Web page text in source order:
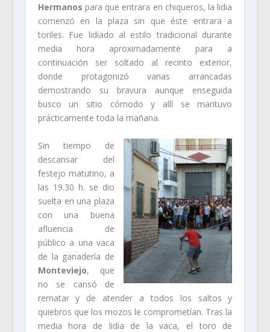
Hermanos para que entrara en chiqueros, la lidia
comenzó en la plaza sin que éste entrara a
toriles. Fue lidiado al estilo tradicional durante
media hora aproximadamente para a
continuación ser soltado al recinto exterior,
donde protagonizó varias arrancadas
demostrando su bravura aunque enseguida
busco un sitio cómodo y allí se mantuvo
prácticamente toda la mañana.
Sin tiempo de
descansar del
festejo matutino, a
las 19.30 h. se dio
suelta en una plaza
con una buena
afluencia de
público a una vaca
de la ganadería de
Monteviejo, que
no se cansó de
rematar y de atender a todos los saltos y
quiebros que los mozos le comprometían. Tras la
media hora de lidia de la vaca, el toro de